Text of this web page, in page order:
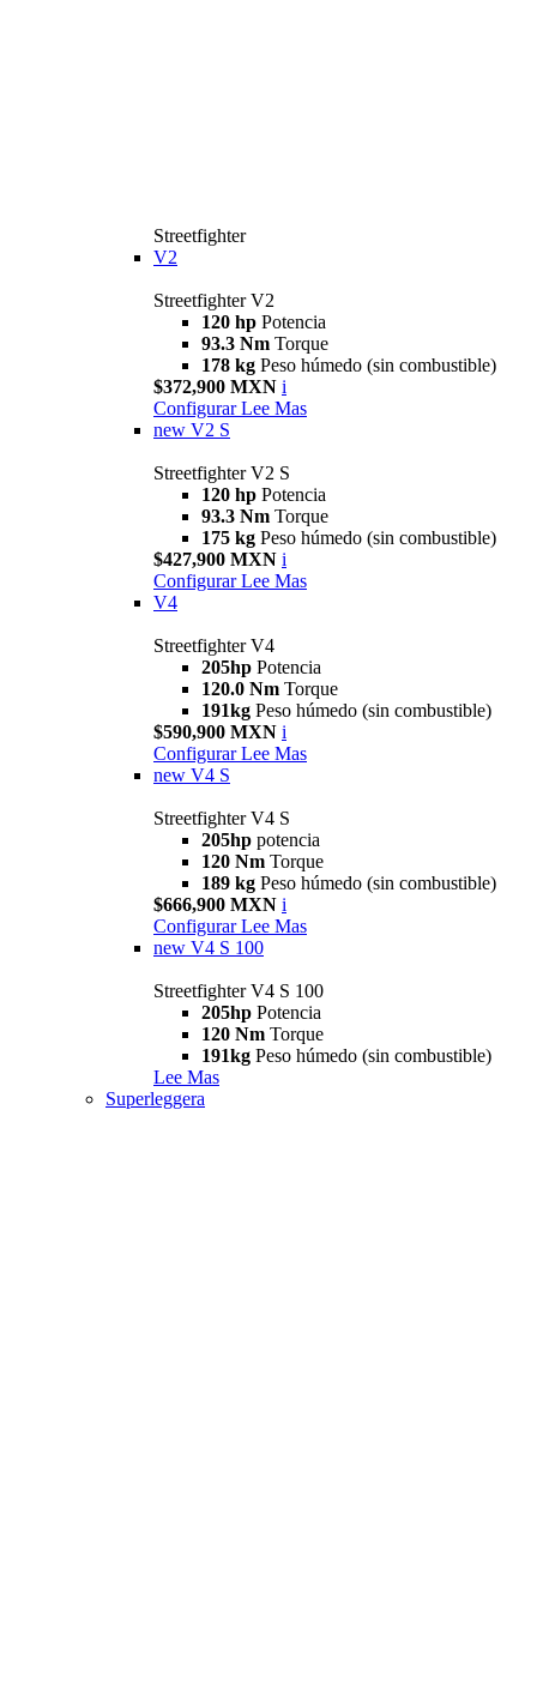
Streetfighter
V2
Streetfighter V2
120 hp Potencia
93.3 Nm Torque
178 kg Peso húmedo (sin combustible)
$372,900 MXN i
Configurar Lee Mas
new V2 S
Streetfighter V2 S
120 hp Potencia
93.3 Nm Torque
175 kg Peso húmedo (sin combustible)
$427,900 MXN i
Configurar Lee Mas
V4
Streetfighter V4
205hp Potencia
120.0 Nm Torque
191kg Peso húmedo (sin combustible)
$590,900 MXN i
Configurar Lee Mas
new V4 S
Streetfighter V4 S
205hp potencia
120 Nm Torque
189 kg Peso húmedo (sin combustible)
$666,900 MXN i
Configurar Lee Mas
new V4 S 100
Streetfighter V4 S 100
205hp Potencia
120 Nm Torque
191kg Peso húmedo (sin combustible)
Lee Mas
Superleggera